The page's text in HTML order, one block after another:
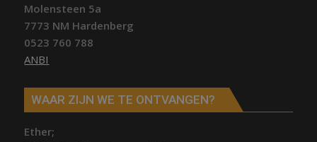
Molensteen 5a
7773 NM Hardenberg
0523 760 788
ANBI
WAAR ZIJN WE TE ONTVANGEN?
Ether;